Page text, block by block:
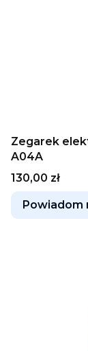
Zegarek
A04A
Cena
130,00 zł
Powiadom